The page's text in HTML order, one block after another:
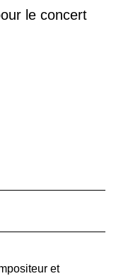
le concert
et